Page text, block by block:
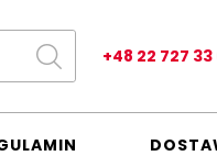
+48 22 727 33